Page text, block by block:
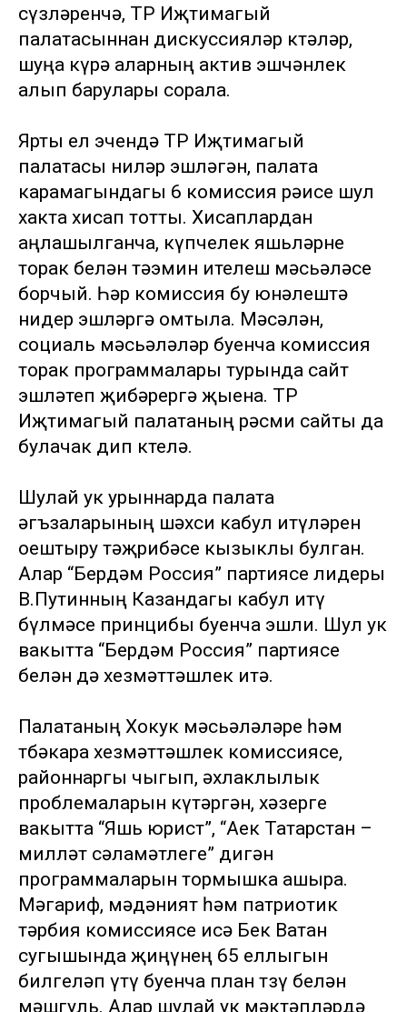
сүзләренчә, ТР Иҗтимагый
палатасыннан дискуссияләр көтәләр,
шуңа күрә аларның актив эшчәнлек
алып барулары сорала.
Ярты ел эчендә ТР Иҗтимагый
палатасы ниләр эшләгән, палата
карамагындагы 6 комиссия рәисе шул
хакта хисап тотты. Хисаплардан
аңлашылганча, күпчелек яшьләрне
торак белән тәэмин ителеш мәсьәләсе
борчый. Һәр комиссия бу юнәлештә
нидер эшләргә омтыла. Мәсәлән,
социаль мәсьәләләр буенча комиссия
торак программалары турында сайт
эшләтеп җибәрергә җыена. ТР
Иҗтимагый палатаның рәсми сайты да
булачак дип көтелә.
Шулай ук урыннарда палата
әгъзаларының шәхси кабул итүләрен
оештыру тәҗрибәсе кызыклы булган.
Алар “Бердәм Россия” партиясе лидеры
В.Путинның Казандагы кабул итү
бүлмәсе принцибы буенча эшли. Шул ук
вакытта “Бердәм Россия” партиясе
белән дә хезмәттәшлек итә.
Палатаның Хокук мәсьәләләре һәм
төбәкара хезмәттәшлек комиссиясе,
районнаргы чыгып, әхлаклылык
проблемаларын күтәргән, хәзерге
вакытта “Яшь юрист”, “Аек Татарстан –
милләт сәламәтлеге” дигән
программаларын тормышка ашыра.
Мәгариф, мәдәният һәм патриотик
тәрбия комиссиясе исә Бөек Ватан
сугышында җиңүнең 65 еллыгын
билгеләп үтү буенча план төзү белән
мәшгуль. Алар шулай ук мәктәпләрдә